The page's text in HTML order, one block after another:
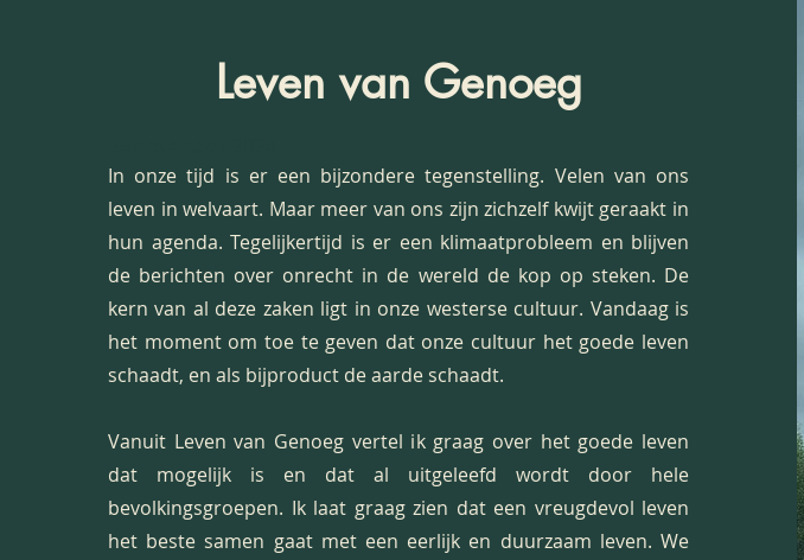
Leven van Genoeg
In onze tijd is er een bijzondere tegenstelling. Velen van ons
leven in welvaart. Maar meer van ons zijn zichzelf kwijt geraakt in
hun agenda. Tegelijkertijd is er een klimaatprobleem en blijven
de berichten over onrecht in de wereld de kop op steken. De
kern van al deze zaken ligt in onze westerse cultuur. Vandaag is
het moment om toe te geven dat onze cultuur het goede leven
schaadt, en als bijproduct de aarde schaadt.
Vanuit Leven van Genoeg vertel ik graag over het goede leven
dat mogelijk is en dat al uitgeleefd wordt door hele
bevolkingsgroepen. Ik laat graag zien dat een vreugdevol leven
het beste samen gaat met een eerlijk en duurzaam leven. We